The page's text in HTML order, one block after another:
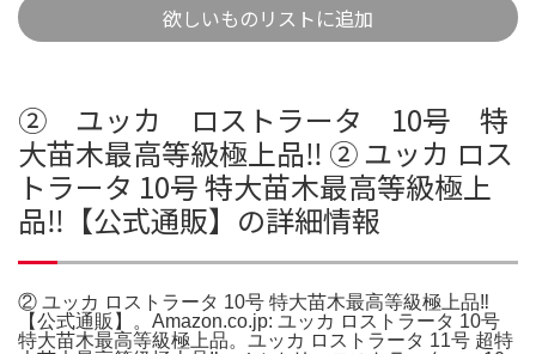
欲しいものリストに追加
② ユッカ ロストラータ 10号 特
大苗木最高等級極上品‼️ ② ユッカ ロス
トラータ 10号 特大苗木最高等級極上
品‼️【公式通販】の詳細情報
② ユッカ ロストラータ 10号 特大苗木最高等級極上品‼️
【公式通販】。Amazon.co.jp: ユッカ ロストラータ 10号
特大苗木最高等級極上品。ユッカ ロストラータ 11号 超特